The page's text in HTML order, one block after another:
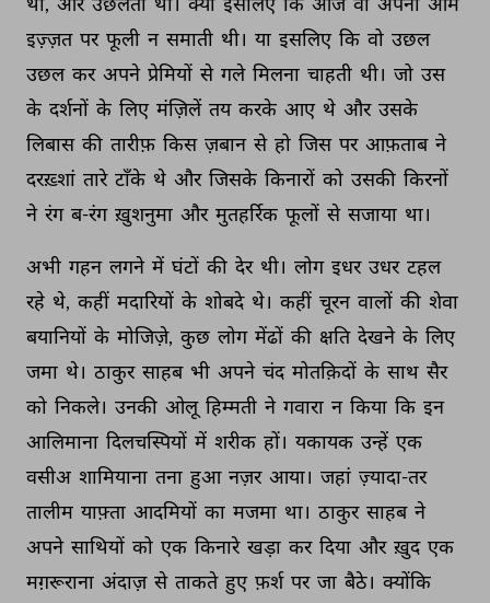
इज़्ज़त पर फूली न समाती थी। या इसलिए कि वो उछल
उछल कर अपने प्रेमियों से गले मिलना चाहती थी। जो उस
के दर्शनों के लिए मंज़िलें तय करके आए थे और उसके
लिबास की तारीफ़ किस ज़बान से हो जिस पर आफ़ताब ने
दरख़्शां तारे टाँके थे और जिसके किनारों को उसकी किरनों
ने रंग ब-रंग ख़ुशनुमा और मुतहर्रिक फूलों से सजाया था।
अभी गहन लगने में घंटों की देर थी। लोग इधर उधर टहल
रहे थे, कहीं मदारियों के शोबदे थे। कहीं चूरन वालों की शेवा
बयानियों के मोजिज़े, कुछ लोग मेंढों की क्षति देखने के लिए
जमा थे। ठाकुर साहब भी अपने चंद मोतक़िदों के साथ सैर
को निकले। उनकी ओलू हिम्मती ने गवारा न किया कि इन
आलिमाना दिलचस्पियों में शरीक हों। यकायक उन्हें एक
वसीअ शामियाना तना हुआ नज़र आया। जहां ज़्यादा-तर
तालीम याफ़्ता आदमियों का मजमा था। ठाकुर साहब ने
अपने साथियों को एक किनारे खड़ा कर दिया और ख़ुद एक
मग़रूराना अंदाज़ से ताकते हुए फ़र्श पर जा बैठे। क्योंकि